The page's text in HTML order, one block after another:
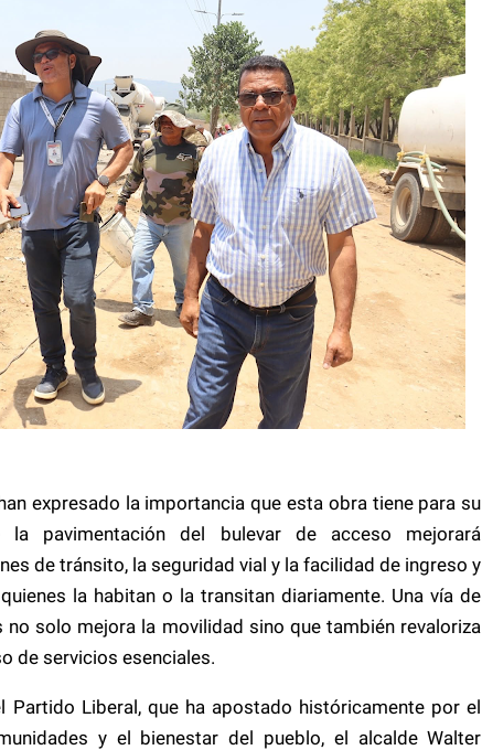
expresado la importancia que esta obra tiene para su
la pavimentación del bulevar de acceso mejorará
de tránsito, la seguridad vial y la facilidad de ingreso y
la habitan o la transitan diariamente. Una vía de
no solo mejora la movilidad sino que también revaloriza
de servicios esenciales.
Partido Liberal, que ha apostado históricamente por el
y el bienestar del pueblo, el alcalde Walter